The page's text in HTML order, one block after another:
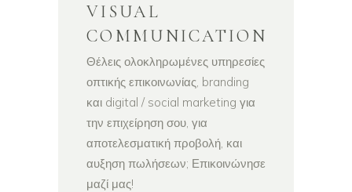
VISUAL
COMMUNICATION
Θέλεις ολοκληρωμένες υπηρεσίες
οπτικής επικοινωνίας, branding
και digital / social marketing για
την επιχείρηση σου, για
αποτελεσματική προβολή, και
αυξηση πωλήσεων; Επικοινώνησε
μαζί μας!